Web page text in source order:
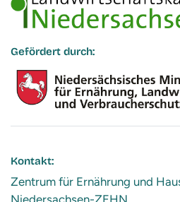
Gefördert durch:
Kontakt:
Zentrum für Ernährung und